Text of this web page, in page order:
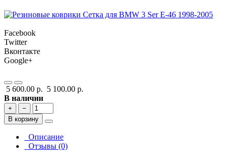
Facebook
Twitter
Вконтакте
Google+
5 600.00 р. 5 100.00 р.
В наличии
+
−
В корзину
Описание
Отзывы (0)